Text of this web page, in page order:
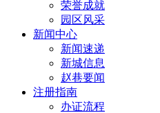
荣誉成就
园区风采
新闻中心
新闻速递
新城信息
赵巷要闻
注册指南
办证流程